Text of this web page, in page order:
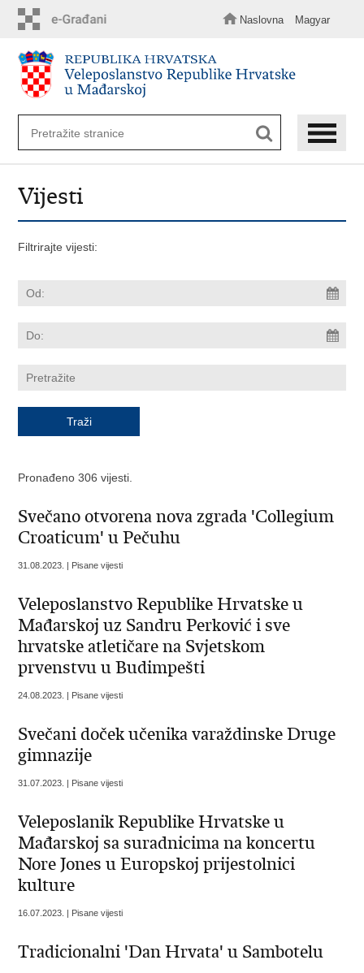
sadržaj
Naslovna Magyar
Vijesti
Filtrirajte vijesti:
Pronađeno 306 vijesti.
Svečano otvorena nova zgrada 'Collegium
Croaticum' u Pečuhu
31.08.2023. | Pisane vijesti
Veleposlanstvo Republike Hrvatske u
Mađarskoj uz Sandru Perković i sve
hrvatske atletičare na Svjetskom
prvenstvu u Budimpešti
24.08.2023. | Pisane vijesti
Svečani doček učenika varaždinske Druge
gimnazije
31.07.2023. | Pisane vijesti
Veleposlanik Republike Hrvatske u
Mađarskoj sa suradnicima na koncertu
Nore Jones u Europskoj prijestolnici
kulture
16.07.2023. | Pisane vijesti
Tradicionalni 'Dan Hrvata' u Sambotelu